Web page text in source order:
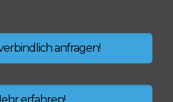
anfragen!